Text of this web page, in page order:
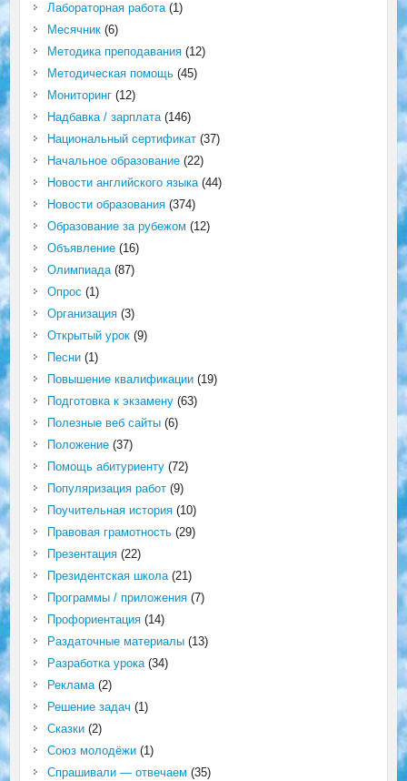
Лабораторная работа(1)
Месячник(6)
Методика преподавания(12)
Методическая помощь(45)
Мониторинг(12)
Надбавка / зарплата(146)
Национальный сертификат(37)
Начальное образование(22)
Новости английского языка(44)
Новости образования(374)
Образование за рубежом (12)
Объявление(16)
Олимпиада(87)
Опрос (1)
Организация(3)
Открытый урок(9)
Песни(1)
Повышение квалификации(19)
Подготовка к экзамену(63)
Полезные веб сайты(6)
Положение(37)
Помощь абитуриенту(72)
Популяризация работ(9)
Поучительная история(10)
Правовая грамотность(29)
Презентация(22)
Президентская школа(21)
Программы / приложения(7)
Профориентация(14)
Раздаточные материалы(13)
Разработка урока(34)
Реклама(2)
Решение задач (1)
Сказки(2)
Союз молодёжи(1)
Спрашивали — отвечаем (35)